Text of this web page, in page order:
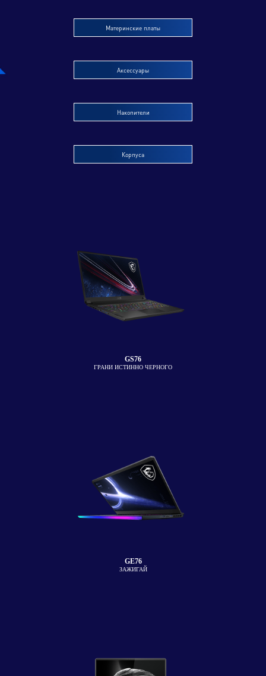
Материнские платы
Аксессуары
Накопители
Корпуса
GS76
ГРАНИ ИСТИННО ЧЕРНОГО
GE76
ЗАЖИГАЙ